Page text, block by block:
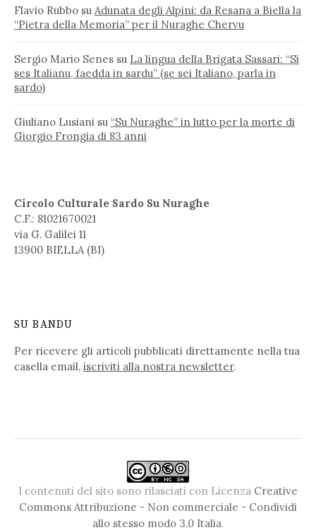
Flavio Rubbo su Adunata degli Alpini: da Resana a Biella la
“Pietra della Memoria” per il Nuraghe Chervu
Sergio Mario Senes su La lingua della Brigata Sassari: “Si
ses Italianu, faedda in sardu” (se sei Italiano, parla in
sardo)
Giuliano Lusiani su “Su Nuraghe” in lutto per la morte di
Giorgio Frongia di 83 anni
Circolo Culturale Sardo Su Nuraghe
C.F.: 81021670021
via G. Galilei 11
13900 BIELLA (BI)
SU BANDU
Per ricevere gli articoli pubblicati direttamente nella tua
casella email, iscriviti alla nostra newsletter.
I contenuti del sito sono rilasciati con Licenza Creative
Commons Attribuzione - Non commerciale - Condividi
allo stesso modo 3.0 Italia.